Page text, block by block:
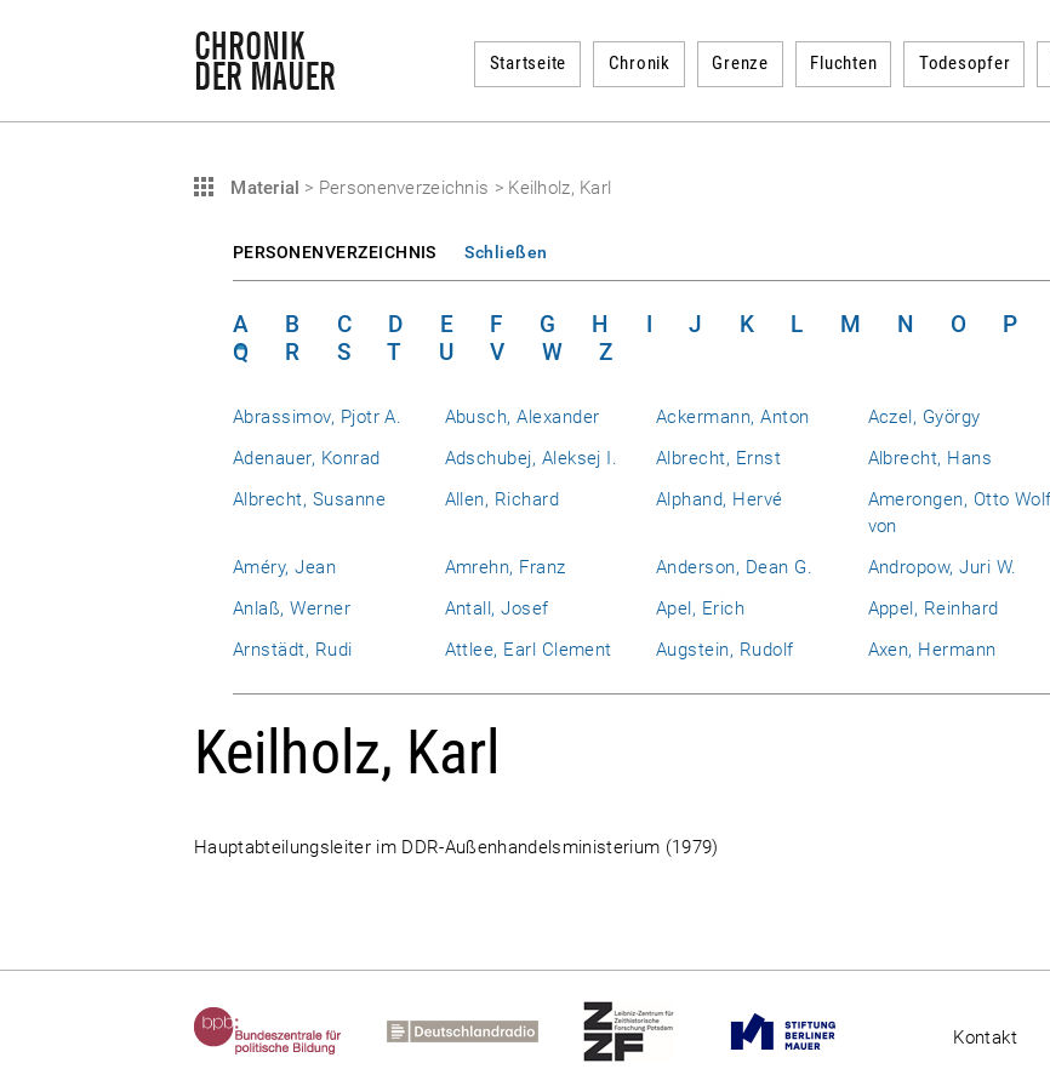
Startseite Chronik Grenze Fluchten Todesopfer
Material > Personenverzeichnis > Keilholz, Karl
PERSONENVERZEICHNIS Schließen
A B C D E F G H I J K L M N O
P
Q
R S T U V W Z
Abrassimov, Pjotr A. Abusch, Alexander Ackermann, Anton
Aczel, György
Adenauer, Konrad
Adschubej, Aleksej I. Albrecht, Ernst
Albrecht, Hans
Albrecht, Susanne
Allen, Richard Alphand, Hervé
Amerongen, Otto Wolf
von
Améry, Jean
Amrehn, Franz Anderson, Dean G.
Andropow, Juri W.
Anlaß, Werner
Antall, Josef Apel, Erich
Appel, Reinhard
Arnstädt, Rudi
Attlee, Earl Clement Augstein, Rudolf Axen, Hermann
Keilholz, Karl
Hauptabteilungsleiter im DDR-Außenhandelsministerium (1979)
Kontakt